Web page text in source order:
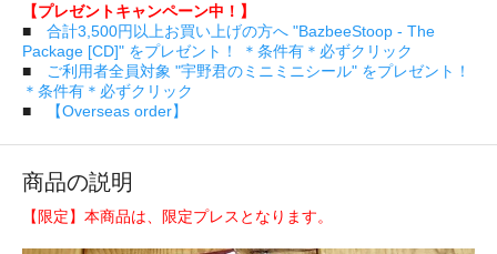
【プレゼントキャンペーン中！】
■ 合計3,500円以上お買い上げの方へ "BazbeeStoop - The
Package [CD]" をプレゼント！ ＊条件有＊必ずクリック
■
ご利用者全員対象 "宇野君のミニミニシール" をプレゼント！
＊条件有＊必ずクリック
■
【Overseas order】
商品の説明
【限定】本商品は、限定プレスとなります。